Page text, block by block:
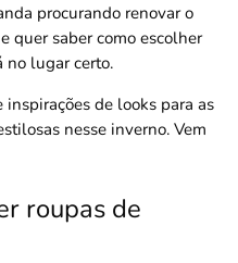
procurando renovar o
quer saber como escolher
no lugar certo.
inspirações de looks para as
nesse inverno. Vem
roupas de